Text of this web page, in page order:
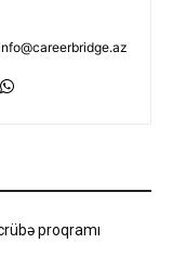
proqramı